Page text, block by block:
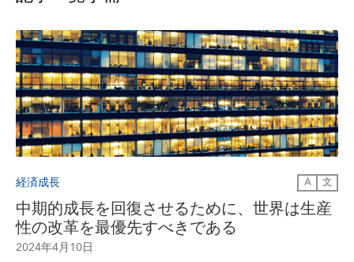
経済成長 A 文
中期的成長を回復させるために、世界は生産
性の改革を最優先すべきである
2024年4月10日